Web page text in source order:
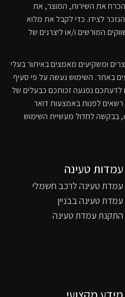
את השירות, המוצר, את
לצידו. כדי לקבל את מלוא
המורשים ו/או ליצרנים של
ומשקיעים מאמצים באיתור בעלי
באתר. השימוש נעשה על פי סעיף
זכויות יוצרים תשס"ח - 2007, אם לדעתכם נפגעה זכותכם כבעלים של
רשאים לפנות באמצעות דואר
, בבקשה לחדול מעשיית השימוש
עמדות טעינה
עמדת טעינה לרכב חשמלי
עמדת טעינה בבניין
התקנת עמדת טעינה